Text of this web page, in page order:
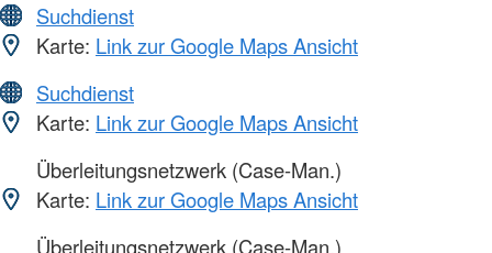
Suchdienst
Karte: Link zur Google Maps Ansicht
Suchdienst
Karte: Link zur Google Maps Ansicht
Überleitungsnetzwerk (Case-Man.)
Karte: Link zur Google Maps Ansicht
Überleitungsnetzwerk (Case-Man.)